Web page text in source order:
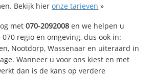
Bekijk hieronze tarieven »
met070-2092008 en we helpen u
regio en omgeving, dus ook in:
Nootdorp, Wassenaar en uiteraard in
Wanneer u voor ons kiest en met
dan is de kans op verdere